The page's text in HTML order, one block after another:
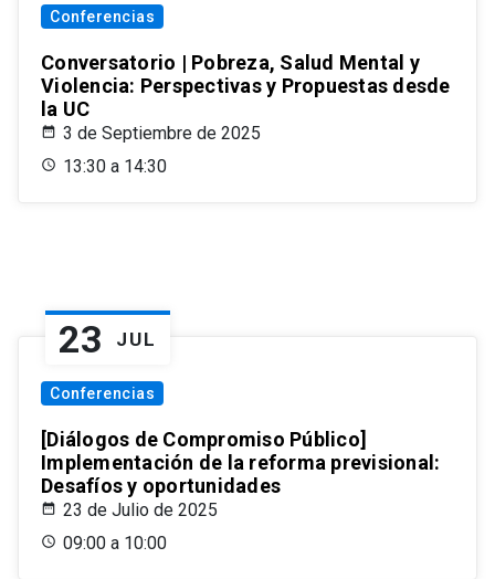
Conferencias
Conversatorio | Pobreza, Salud Mental y
Violencia: Perspectivas y Propuestas desde
la UC
3 de Septiembre de 2025
13:30 a 14:30
23 JUL
Conferencias
[Diálogos de Compromiso Público]
Implementación de la reforma previsional:
Desafíos y oportunidades
23 de Julio de 2025
09:00 a 10:00